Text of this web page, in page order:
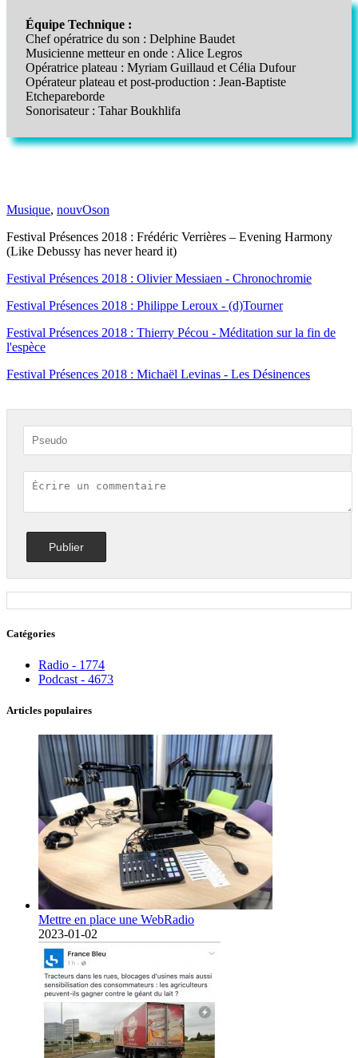
Équipe Technique :
Chef opératrice du son : Delphine Baudet
Musicienne metteur en onde : Alice Legros
Opératrice plateau : Myriam Guillaud et Célia Dufour
Opérateur plateau et post-production : Jean-Baptiste
Etchepareborde
Sonorisateur : Tahar Boukhlifa
Musique, nouvOson
Festival Présences 2018 : Frédéric Verrières – Evening Harmony
(Like Debussy has never heard it)
Festival Présences 2018 : Olivier Messiaen - Chronochromie
Festival Présences 2018 : Philippe Leroux - (d)Tourner
Festival Présences 2018 : Thierry Pécou - Méditation sur la fin de
l'espèce
Festival Présences 2018 : Michaël Levinas - Les Désinences
Catégories
Radio - 1774
Podcast - 4673
Articles populaires
Mettre en place une WebRadio
2023-01-02